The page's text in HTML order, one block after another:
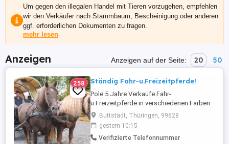
Um gegen den illegalen Handel mit Tieren vorzugehen, empfehlen
wir den Verkäufer nach Stammbaum, Bescheinigung oder anderen
ggf. erforderlichen Dokumenten zu fragen.
mehr lesen
Anzeigen Anzeigen auf der Seite: 20 50
258 Ständig Fahr-u.Freizeitpferde!
Pole 5 Jahre Verkaufe Fahr-
u.Freizeitpferde in verschiedenen Farben
Größen sowie Ponys Reitponys Esel und
Maultiere. Weiterhin im Angebot neue
Kutschen, Wagonetten, Planwagen usw.
Bei Interesse bitte anrufen,keine Mails!
Buttstädt, Thüringen, 99628
gestern 10:15
Verifizierte Telefonnummer